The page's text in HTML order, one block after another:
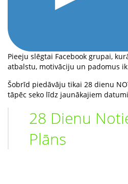
Pieeju slēgtai Facebook grupai,
atbalstu, motivāciju un padomus
Šobrīd piedāvāju tikai 28 dienu
tāpēc seko līdz jaunākajiem
28 Dienu
Plāns